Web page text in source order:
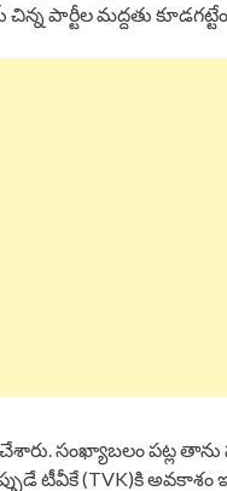
మద్దతు
సంఖ్యాబలం పట్ల తాను
టీవీకే (TVK)కి అవకాశం